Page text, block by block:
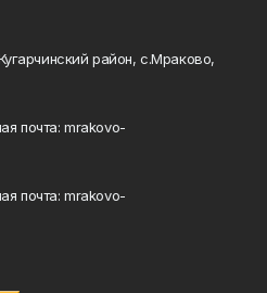
район, с.Мраково,
почта: mrakovo-
почта: mrakovo-